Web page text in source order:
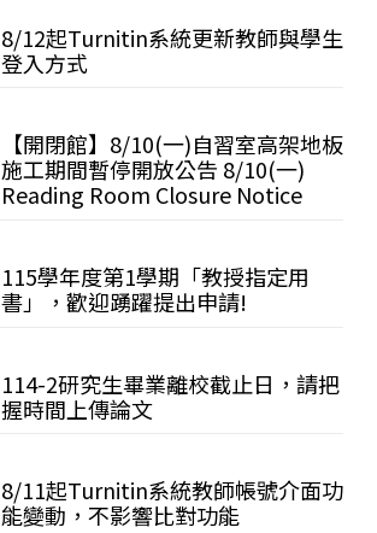
8/12起Turnitin系統更新教師與學生
登入方式
【開閉館】8/10(一)自習室高架地板
施工期間暫停開放公告 8/10(一)
Reading Room Closure Notice
115學年度第1學期「教授指定用
書」，歡迎踴躍提出申請!
114-2研究生畢業離校截止日，請把
握時間上傳論文
8/11起Turnitin系統教師帳號介面功
能變動，不影響比對功能